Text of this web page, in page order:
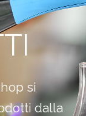
si
dalla